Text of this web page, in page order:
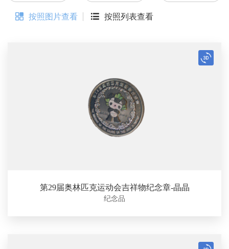
 按照列表查看
 按照图片查看
第29届奥林匹克运动会吉祥物纪念章-晶晶
纪念品